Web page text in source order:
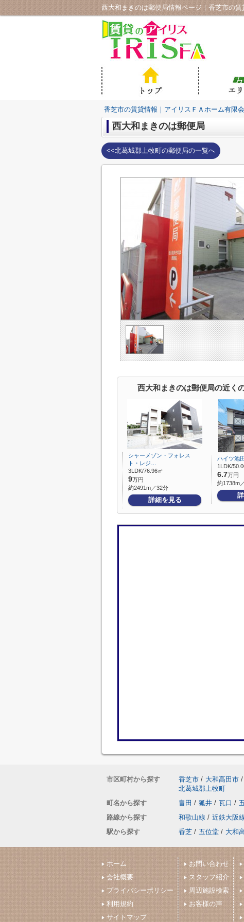
西大和まきのは郵便局情報ページ｜香芝市の
香芝市の賃貸情報｜アイリスＦＡホーム有限
西大和まきのは郵便局
<<北葛城郡上牧町の郵便局の一覧へ
西大和まきのは郵便局の近く
シャーメゾン・フォレス
ト・レジ…
3LDK/76.96㎡
9万円
約2491m／32分
詳細を見る
ハイツ池
1LDK/
6.7万円
約1738m
市区町村から探す 香芝市 / 大和高田市 /
北葛城郡上牧町
町名から探す
畠田 / 狐井 / 瓦口 /
路線から探す
和歌山線 / 近鉄大阪
駅から探す
香芝 / 五位堂 / 大和
ホーム
会社概要
プライバシーポリシー
利用規約
サイトマップ
お問い合わせ
スタッフ紹介
周辺施設検索
お客様の声